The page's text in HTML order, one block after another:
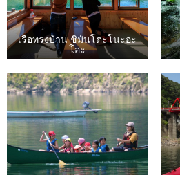
เรือทรงบ้าน ชิมันโตะโนะอะ
โอะ